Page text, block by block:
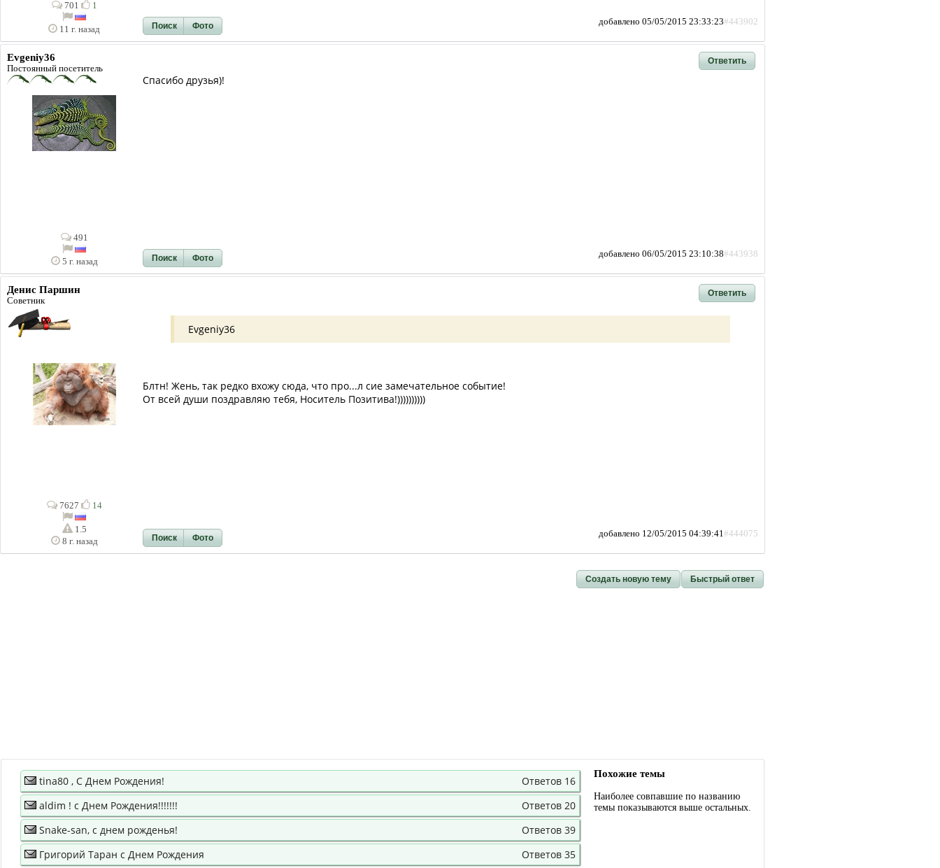
701 1
11 г. назад Поиск Фото добавлено 05/05/2015 23:33:23#443902
Evgeniy36
Постоянный посетитель
491
5 г. назад
Ответить
Спасибо друзья)!
Поиск Фото добавлено 06/05/2015 23:10:38#443938
Денис Паршин
Советник
7627 14
1.5
8 г. назад
Ответить
Evgeniy36
Блтн! Жень, так редко вхожу сюда, что про...л сие замечательное событие!
От всей души поздравляю тебя, Носитель Позитива!))))))))))
Поиск Фото добавлено 12/05/2015 04:39:41#444075
Создать новую тему Быстрый ответ
tina80 , С Днем Рождения!
Ответов 16
aldim ! с Днем Рождения!!!!!!!
Ответов 20
Snake-san, с днем рожденья!
Ответов 39
Григорий Таран с Днем Рождения
Ответов 35
Похожие темы
Наиболее совпавшие по названию
темы показываются выше остальных.